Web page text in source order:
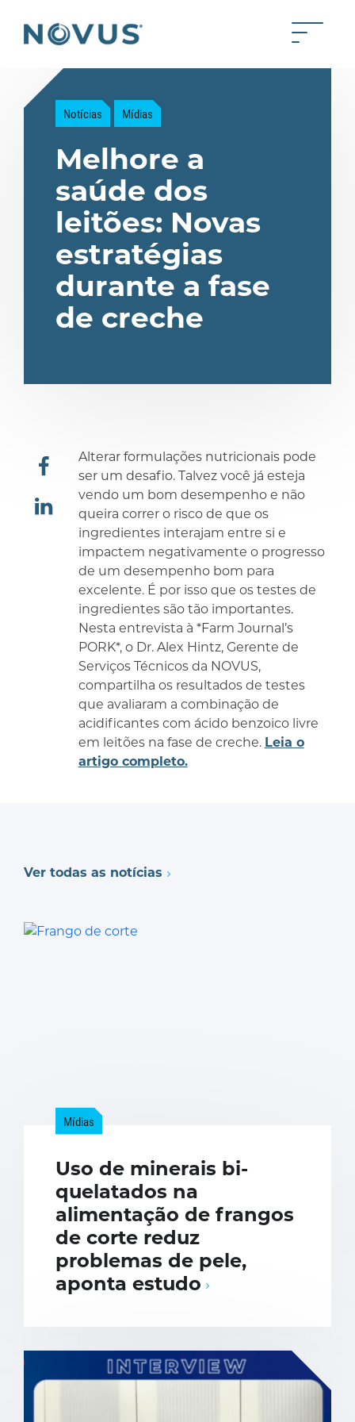
Back to home Toggle
Notícias Mídias
Melhore a
saúde dos
leitões: Novas
estratégias
durante a fase
de creche
compartilhar
compartilhar
Alterar formulações nutricionais pode
ser um desafio. Talvez você já esteja
vendo um bom desempenho e não
queira correr o risco de que os
ingredientes interajam entre si e
impactem negativamente o progresso
de um desempenho bom para
excelente. É por isso que os testes de
ingredientes são tão importantes.
Nesta entrevista à *Farm Journal’s
PORK*, o Dr. Alex Hintz, Gerente de
Serviços Técnicos da NOVUS,
compartilha os resultados de testes
que avaliaram a combinação de
acidificantes com ácido benzoico livre
em leitões na fase de creche. Leia o
artigo completo.
Ver todas as notícias
Mídias
Uso de minerais bi-
quelatados na
alimentação de frangos
de corte reduz
problemas de pele,
aponta estudo